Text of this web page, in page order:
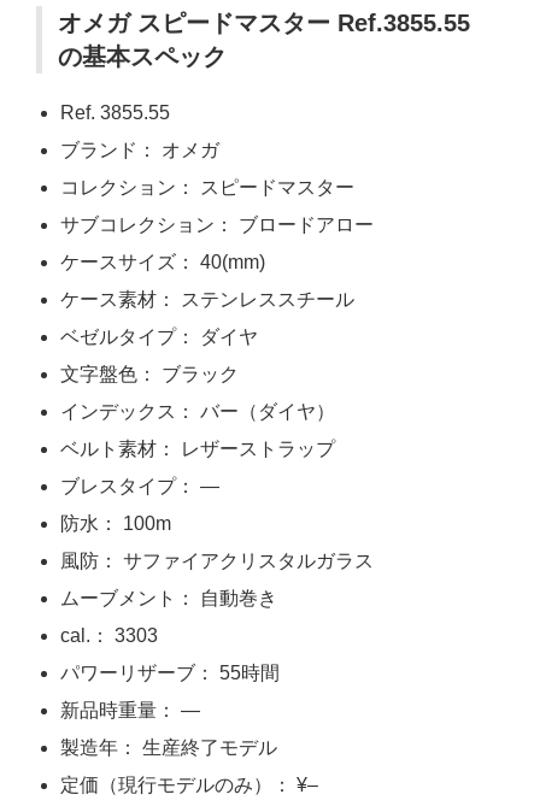
オメガ スピードマスター Ref.3855.55
の基本スペック
Ref. 3855.55
ブランド： オメガ
コレクション： スピードマスター
サブコレクション： ブロードアロー
ケースサイズ： 40(mm)
ケース素材： ステンレススチール
ベゼルタイプ： ダイヤ
文字盤色： ブラック
インデックス： バー（ダイヤ）
ベルト素材： レザーストラップ
ブレスタイプ： —
防水： 100m
風防： サファイアクリスタルガラス
ムーブメント： 自動巻き
cal.： 3303
パワーリザーブ： 55時間
新品時重量： —
製造年： 生産終了モデル
定価（現行モデルのみ）： ¥–